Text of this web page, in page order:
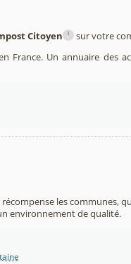
Citoyen i
sur votre
France. Un annuaire des
les communes,
environnement de qualité.